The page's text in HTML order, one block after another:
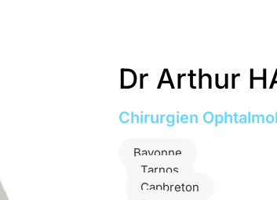
Dr Arthur
Chirurgien
Bayonne
Tarnos
Capbreton